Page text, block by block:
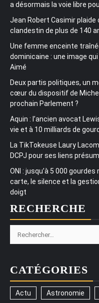
a désormais la voie libre
Jean Robert Casimir plaide
clandestin de plus de 140
Une femme enceinte
dominicaine : une image
Aimé
Deux partis politiques, un
cœur du dispositif de
prochain Parlement ?
Aquin : l’ancien avocat
vie et à 10 milliards de
La TikTokeuse Laury
DCPJ pour ses liens
ONI : jusqu’à 5 000
carte, le silence et la
doigt
RECHERCHE
Rechercher :
CATÉGORIES
Actu Astronomie